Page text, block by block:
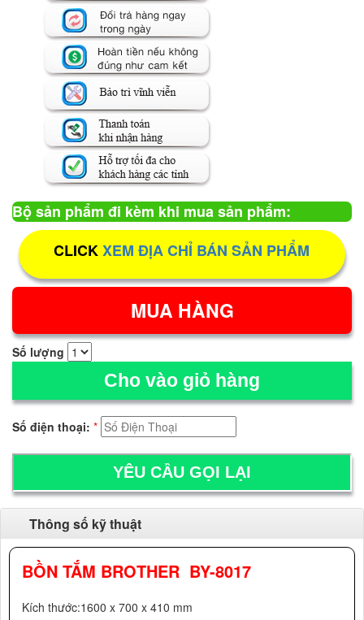
Bộ sản phẩm đi kèm khi mua sản phẩm:
CLICKXEM ĐỊA CHỈ BÁN SẢN PHẨM
Số lượng
Cho vào giỏ hàng
Số điện thoại: *
Thông số kỹ thuật
BỒN TẮM BROTHER BY-8017
Kích thước:1600 x 700 x 410 mm